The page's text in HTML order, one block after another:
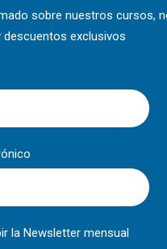
sobre nuestros cursos,
descuentos exclusivos
la Newsletter mensual